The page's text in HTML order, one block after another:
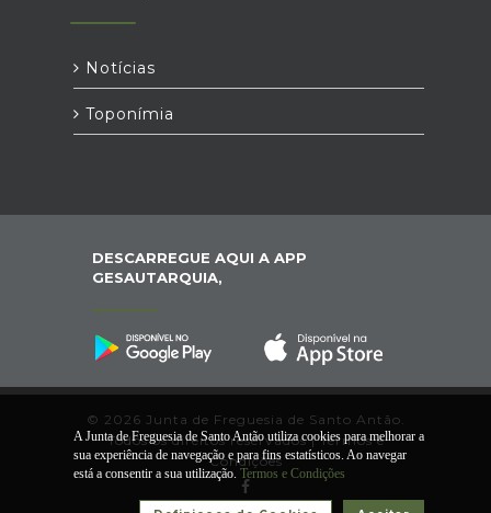
Notícias
Toponímia
DESCARREGUE AQUI A APP
GESAUTARQUIA,
© 2026 Junta de Freguesia de Santo Antão.
Todos os direitos reservados |Termos e
Condições
A Junta de Freguesia de Santo Antão utiliza cookies para melhorar a
sua experiência de navegação e para fins estatísticos. Ao navegar
está a consentir a sua utilização. Termos e Condições